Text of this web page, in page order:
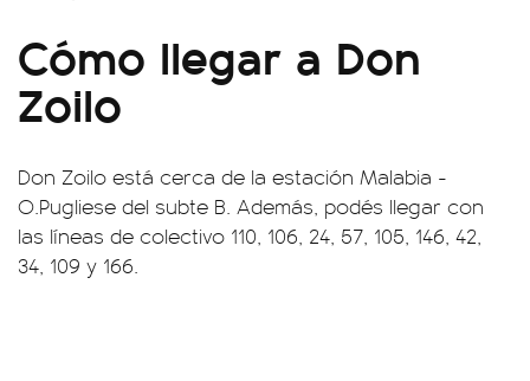
Cómo llegar a Don
Zoilo
Don Zoilo está cerca de la estación Malabia -
O.Pugliese del subte B. Además, podés llegar con
las líneas de colectivo 110, 106, 24, 57, 105, 146, 42,
34, 109 y 166.